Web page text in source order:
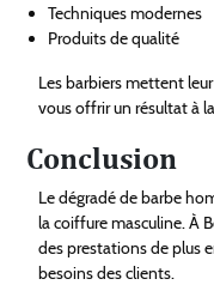
Techniques modernes
Produits de qualité
Les barbiers mettent
vous offrir un résultat à
Conclusion
Le dégradé de barbe
la coiffure masculine. À
des prestations de plus
besoins des clients.